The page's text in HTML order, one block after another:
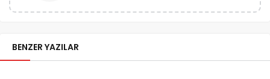
BENZER YAZILAR